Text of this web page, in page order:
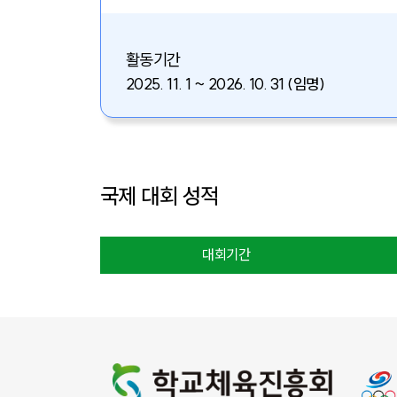
활동기간
2025. 11. 1 ~ 2026. 10. 31 (임명)
국제 대회 성적
대회기간